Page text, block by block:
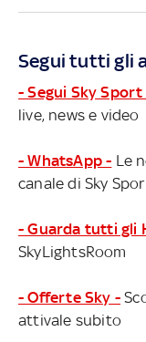
Segui tutti gli
- Segui Sky
live, news e video
- WhatsApp - Le
canale di Sky
- Guarda tutti gli
SkyLightsRoom
- Offerte Sky -
attivale subito